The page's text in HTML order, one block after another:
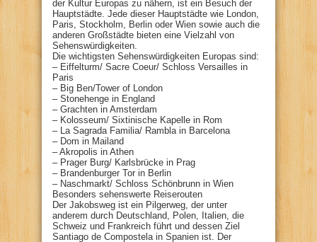
der Kultur Europas zu nähern, ist ein Besuch der
Hauptstädte. Jede dieser Hauptstädte wie London,
Paris, Stockholm, Berlin oder Wien sowie auch die
anderen Großstädte bieten eine Vielzahl von
Sehenswürdigkeiten.
Die wichtigsten Sehenswürdigkeiten Europas sind:
– Eiffelturm/ Sacre Coeur/ Schloss Versailles in
Paris
– Big Ben/Tower of London
– Stonehenge in England
– Grachten in Amsterdam
– Kolosseum/ Sixtinische Kapelle in Rom
– La Sagrada Familia/ Rambla in Barcelona
– Dom in Mailand
– Akropolis in Athen
– Prager Burg/ Karlsbrücke in Prag
– Brandenburger Tor in Berlin
– Naschmarkt/ Schloss Schönbrunn in Wien
Besonders sehenswerte Reiserouten
Der Jakobsweg ist ein Pilgerweg, der unter
anderem durch Deutschland, Polen, Italien, die
Schweiz und Frankreich führt und dessen Ziel
Santiago de Compostela in Spanien ist. Der